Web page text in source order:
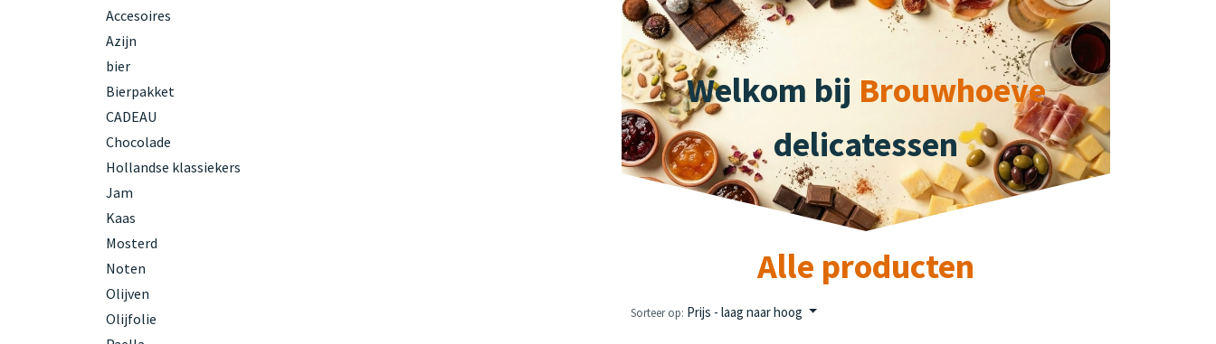
Accesoires
Azijn
bier
Bierpakket
CADEAU
Chocolade
Hollandse klassiekers
Jam
Kaas
Mosterd
Noten
Olijven
Olijfolie
Welkom bij Brouwhoeve
delicatessen
Alle producten
Sorteer op: Prijs - laag naar hoog